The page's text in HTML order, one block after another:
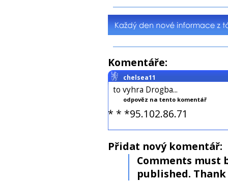
Komentáře:
chelsea11
to vyhra Drogba...
odpověz na tento komentář
* * *95.102.86.71
Přidat nový komentář:
Comments must
published. Thank